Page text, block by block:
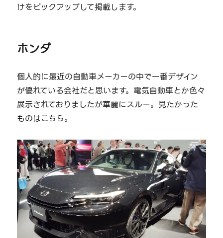
けをピックアップして掲載します。
ホンダ
個人的に最近の自動車メーカーの中で一番デザイン
が優れている会社だと思います。電気自動車とか色々
展示されておりましたが華麗にスルー。見たかった
ものはこちら。